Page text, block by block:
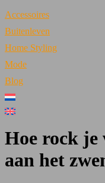
Accessoires
Buitenleven
Home Styling
Mode
Blog
Hoe rock je
aan het